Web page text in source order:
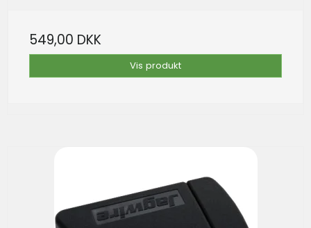
549,00 DKK
Vis produkt